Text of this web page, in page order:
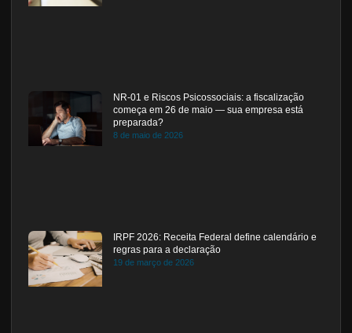
NR-01 e Riscos Psicossociais: a fiscalização
começa em 26 de maio — sua empresa está
preparada?
8 de maio de 2026
IRPF 2026: Receita Federal define calendário e
regras para a declaração
19 de março de 2026